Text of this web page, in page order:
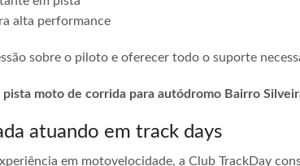
alta performance
sobre o piloto e oferecer todo o suporte
pista moto de corrida para autódromo Bairro
atuando em track days
em motovelocidade, a Club TrackDay